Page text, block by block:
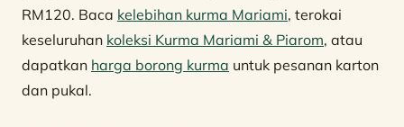
RM120. Baca kelebihan kurma Mariami, terokai
keseluruhan koleksi Kurma Mariami & Piarom, atau
dapatkan harga borong kurma untuk pesanan karton
dan pukal.